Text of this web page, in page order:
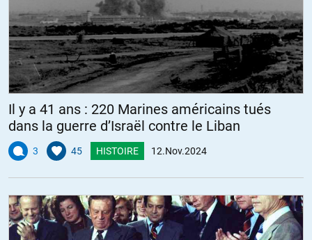
Il y a 41 ans : 220 Marines américains tués
dans la guerre d’Israël contre le Liban
3 45 HISTOIRE 12.Nov.2024